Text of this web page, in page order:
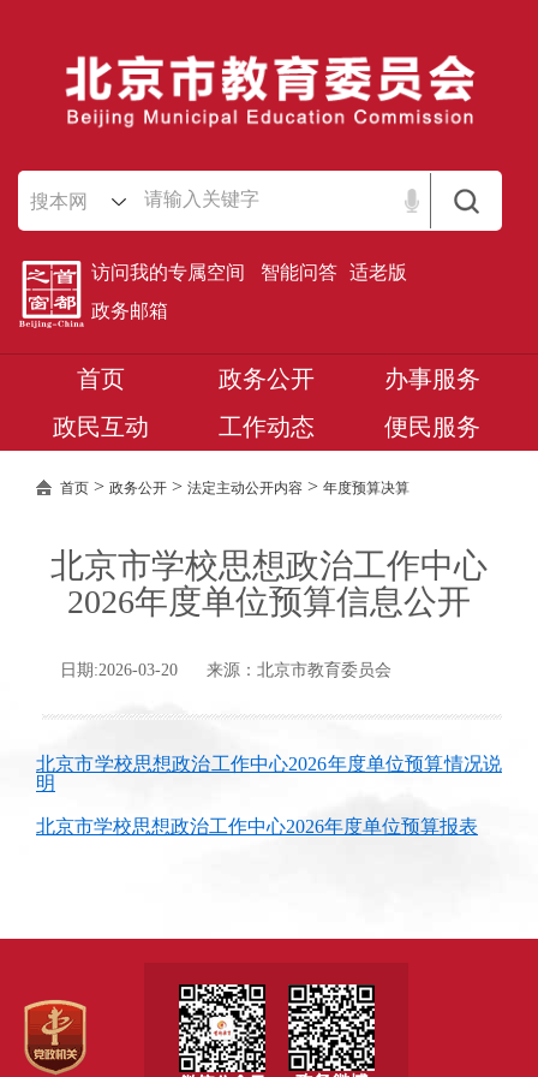
搜本网
访问我的专属空间 智能问答 适老版
政务邮箱
首页 政务公开
办事服务
政民互动
工作动态 便民服务
首页 > 政务公开 > 法定主动公开内容 > 年度预算决算
北京市学校思想政治工作中心
2026年度单位预算信息公开
日期:2026-03-20 来源：北京市教育委员会
北京市学校思想政治工作中心2026年度单位预算情况说
明
北京市学校思想政治工作中心2026年度单位预算报表